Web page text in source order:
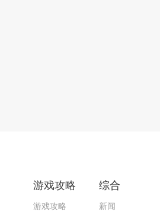
游戏攻略
游戏攻略
综合
新闻